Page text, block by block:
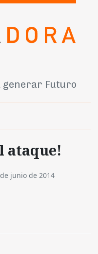
generar Futuro
ataque!
junio de 2014